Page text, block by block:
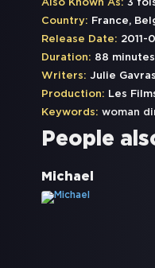
Also Known As: 3
Country: France,
Release Date: 2011-
Duration: 88 minutes
Writers: Julie
Production: Les
Keywords: woman
People
Michael